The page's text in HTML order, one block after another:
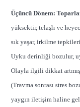
Üçüncü Dönem:
yüksektir, telaşlı ve
sık yaşar, irkilme
Uyku derinliği bozulur,
Olayla ilgili dikkat
(Travma sonrası stres
yaygın iletişim haline